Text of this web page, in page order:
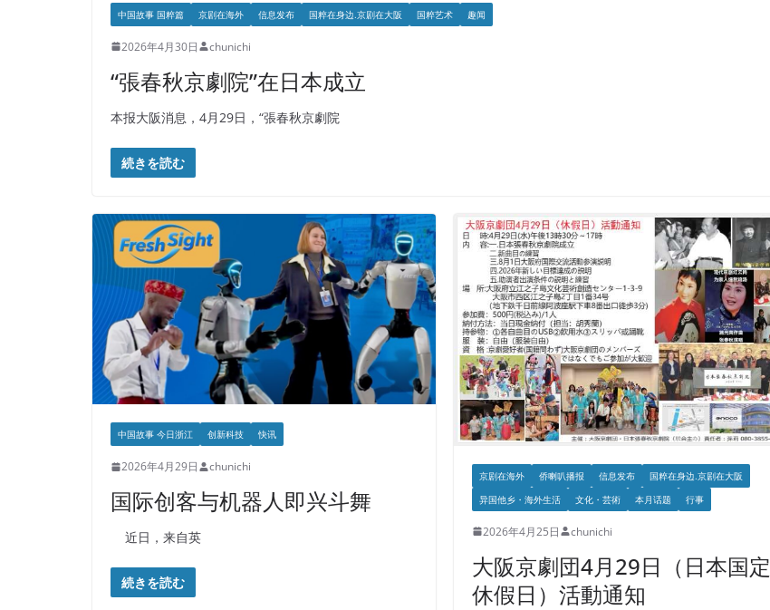
中国故事 国粹篇 京剧在海外 信息发布 国粹在身边.京剧在大阪 国粹艺术 趣闻
2026年4月30日 chunichi
“張春秋京劇院”在日本成立
本报大阪消息，4月29日，“張春秋京劇院
続きを読む
中国故事 今日浙江 创新科技 快讯
2026年4月29日 chunichi
国际创客与机器人即兴斗舞
近日，来自英
続きを読む
京剧在海外 侨喇叭播报 信息发布
国粹在身边.京剧在大阪
异国他乡・海外生活
文化・芸術 本月话题 行事
2026年4月25日 chunichi
大阪京劇団4月29日（日本国定
休假日）活動通知